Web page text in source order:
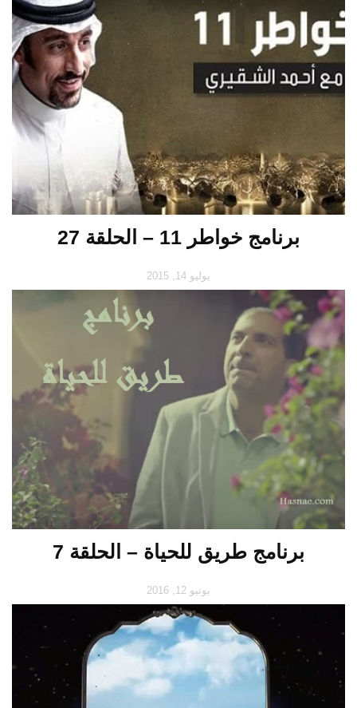
برنامج خواطر 11 – الحلقة 27
يوليو 14, 2015
برنامج طريق للحياة – الحلقة 7
يونيو 12, 2016